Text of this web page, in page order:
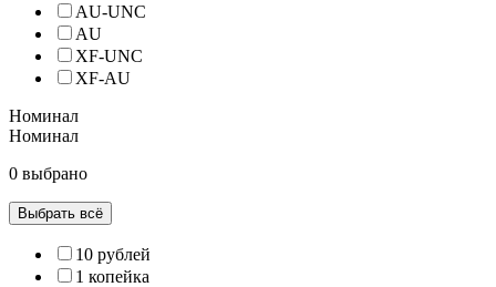
AU-UNC
AU
XF-UNC
XF-AU
Номинал
Номинал
0 выбрано
Выбрать всё
10 рублей
1 копейка